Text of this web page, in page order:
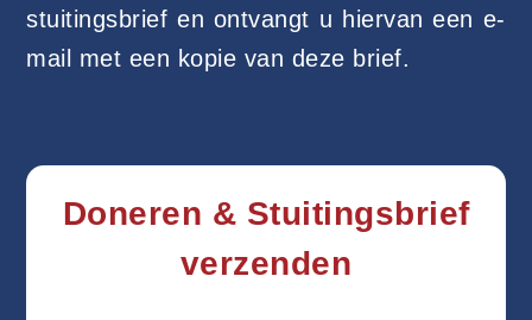
stuitingsbrief en ontvangt u hiervan een e-
mail met een kopie van deze brief.
Doneren & Stuitingsbrief
verzenden